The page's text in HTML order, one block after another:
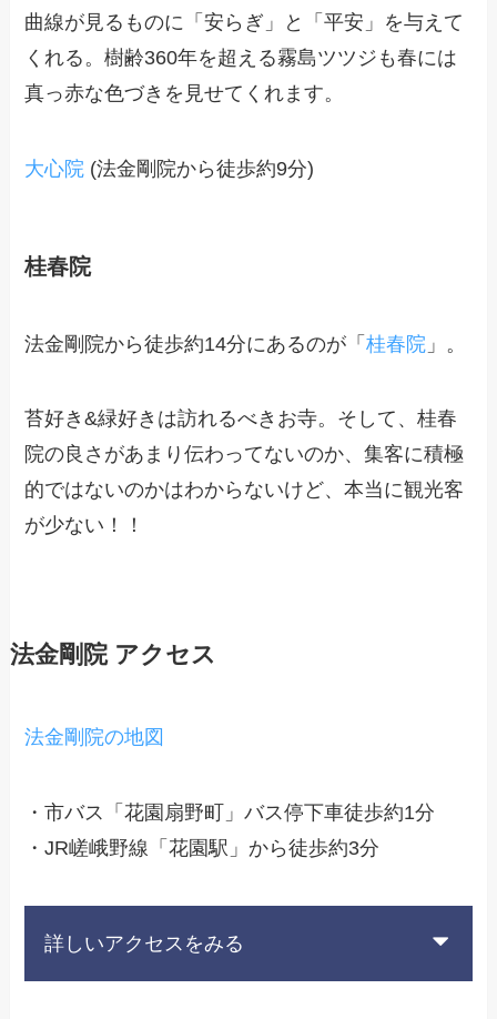
曲線が見るものに「安らぎ」と「平安」を与えて
くれる。樹齢360年を超える霧島ツツジも春には
真っ赤な色づきを見せてくれます。
大心院 (法金剛院から徒歩約9分)
桂春院
法金剛院から徒歩約14分にあるのが「桂春院 」。
苔好き&緑好きは訪れるべきお寺。そして、桂春
院の良さがあまり伝わってないのか、集客に積極
的ではないのかはわからないけど、本当に観光客
が少ない！！
法金剛院 アクセス
法金剛院の地図
・市バス「花園扇野町」バス停下車徒歩約1分
・JR嵯峨野線「花園駅」から徒歩約3分
詳しいアクセスをみる